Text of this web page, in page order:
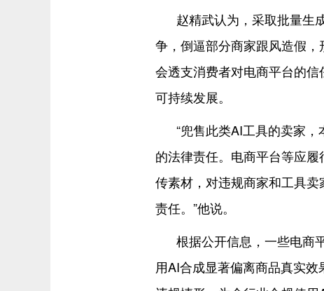
赵精武认为，采取批量生
争，倒逼部分商家跟风造假，
会透支消费者对电商平台的
可持续发展。
“兜售此类AI工具的卖家
的法律责任。电商平台等应
传素材，对违规商家和工具
责任。”他说。
根据公开信息，一些电商
用AI合成显著偏离商品真实